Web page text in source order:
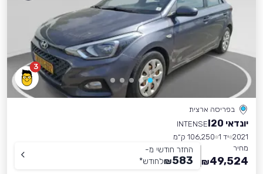
3
בפריסה ארצית
יונדאי I20
INTENSE
2021 יד 1
106,250 ק״מ
מחיר
49,524
₪
החזר חודשי מ-
583
₪לחודש*